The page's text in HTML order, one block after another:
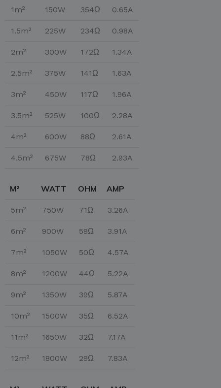
1m² 150W 354Ω 0.65A
1.5m² 225W 234Ω 0.98A
2m² 300W 172Ω 1.34A
2.5m² 375W 141Ω 1.63A
3m² 450W 117Ω 1.96A
3.5m² 525W 100Ω 2.28A
4m² 600W 88Ω 2.61A
4.5m² 675W 78Ω 2.93A
M² WATT OHM AMP
5m² 750W 71Ω 3.26A
6m² 900W 59Ω 3.91A
7m² 1050W 50Ω 4.57A
8m² 1200W 44Ω 5.22A
9m² 1350W 39Ω 5.87A
10m² 1500W 35Ω 6.52A
11m² 1650W 32Ω 7.17A
12m² 1800W 29Ω 7.83A